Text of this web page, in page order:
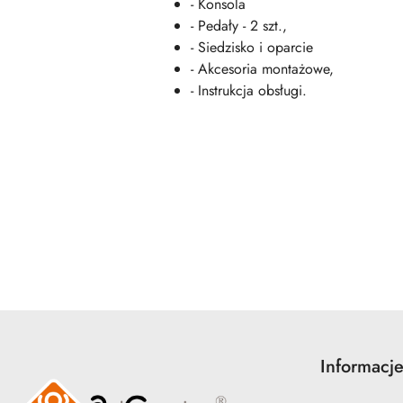
- Pedały - 2 szt.,
- Siedzisko i oparcie
- Akcesoria montażowe,
- Instrukcja obsługi.
Informacje